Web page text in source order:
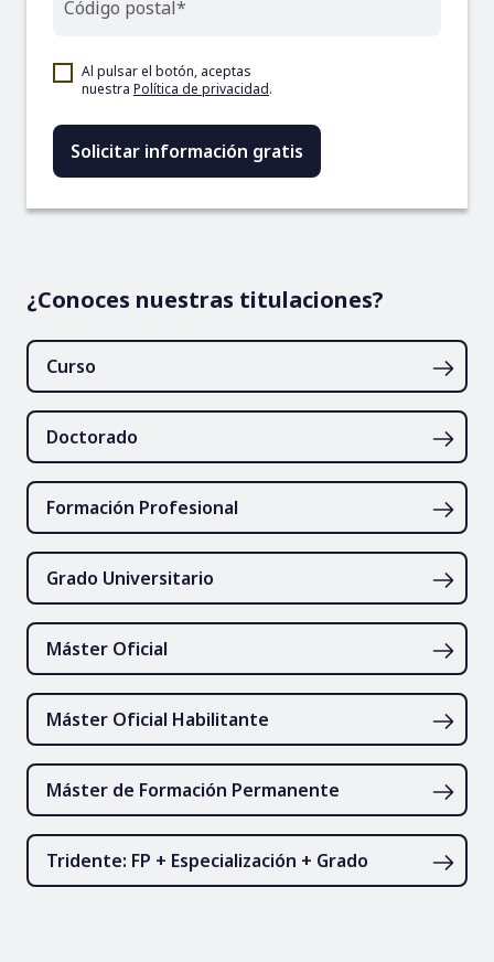
Código postal*
Al pulsar el botón, aceptas
nuestra Política de privacidad.
¿Conoces nuestras titulaciones?
Curso
Doctorado
Formación Profesional
Grado Universitario
Máster Oficial
Máster Oficial Habilitante
Máster de Formación Permanente
Tridente: FP + Especialización + Grado